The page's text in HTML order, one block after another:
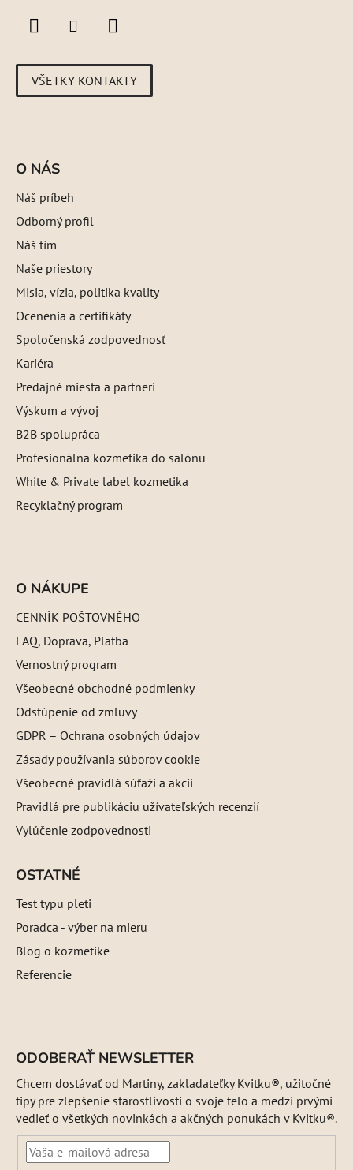
VŠETKY KONTAKTY
O NÁS
Náš príbeh
Odborný profil
Náš tím
Naše priestory
Misia, vízia, politika kvality
Ocenenia a certifikáty
Spoločenská zodpovednosť
Kariéra
Predajné miesta a partneri
Výskum a vývoj
B2B spolupráca
Profesionálna kozmetika do salónu
White & Private label kozmetika
Recyklačný program
O NÁKUPE
CENNÍK POŠTOVNÉHO
FAQ, Doprava, Platba
Vernostný program
Všeobecné obchodné podmienky
Odstúpenie od zmluvy
GDPR – Ochrana osobných údajov
Zásady používania súborov cookie
Všeobecné pravidlá súťaží a akcií
Pravidlá pre publikáciu užívateľských recenzií
Vylúčenie zodpovednosti
OSTATNÉ
Test typu pleti
Poradca - výber na mieru
Blog o kozmetike
Referencie
ODOBERAŤ NEWSLETTER
Chcem dostávať od Martiny, zakladateľky Kvitku®, užitočné
tipy pre zlepšenie starostlivosti o svoje telo a medzi prvými
vedieť o všetkých novinkách a akčných ponukách v Kvitku®.